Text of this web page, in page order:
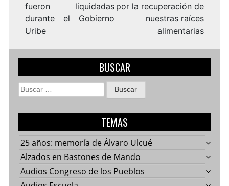
fueron liquidadas
durante el Gobierno
Uribe
por la recuperación de
nuestras raíces
alimentarias
BUSCAR
Buscar:
TEMAS
25 años: memoría de Álvaro Ulcué
Alzados en Bastones de Mando
Audios Congreso de los Pueblos